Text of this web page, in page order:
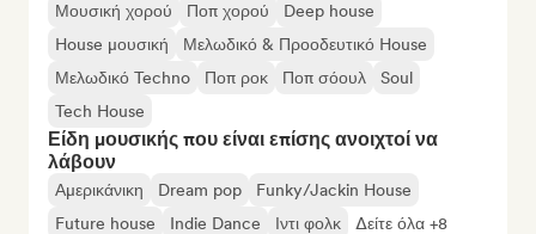
Μουσική χορού Ποπ χορού
Deep house
House μουσική
Μελωδικό & Προοδευτικό House
Μελωδικό Techno
Ποπ ροκ Ποπ σόουλ
Soul
Tech House
Είδη μουσικής που είναι επίσης ανοιχτοί να
λάβουν
Αμερικάνικη Dream pop
Funky/Jackin House
Future house
Indie Dance Ιντι φολκ Δείτε όλα +8